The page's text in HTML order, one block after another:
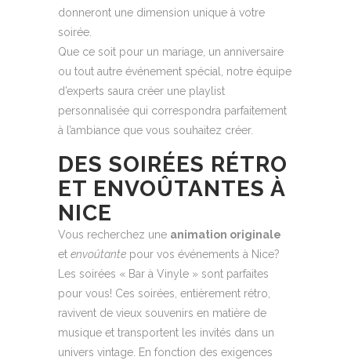
donneront une dimension unique à votre
soirée.
Que ce soit pour un mariage, un anniversaire
ou tout autre événement spécial, notre équipe
d’experts saura créer une playlist
personnalisée qui correspondra parfaitement
à l’ambiance que vous souhaitez créer.
DES SOIRÉES RÉTRO
ET ENVOÛTANTES À
NICE
Vous recherchez une animation originale
et envoûtante pour vos événements à Nice?
Les soirées « Bar à Vinyle » sont parfaites
pour vous! Ces soirées, entièrement rétro,
ravivent de vieux souvenirs en matière de
musique et transportent les invités dans un
univers vintage. En fonction des exigences